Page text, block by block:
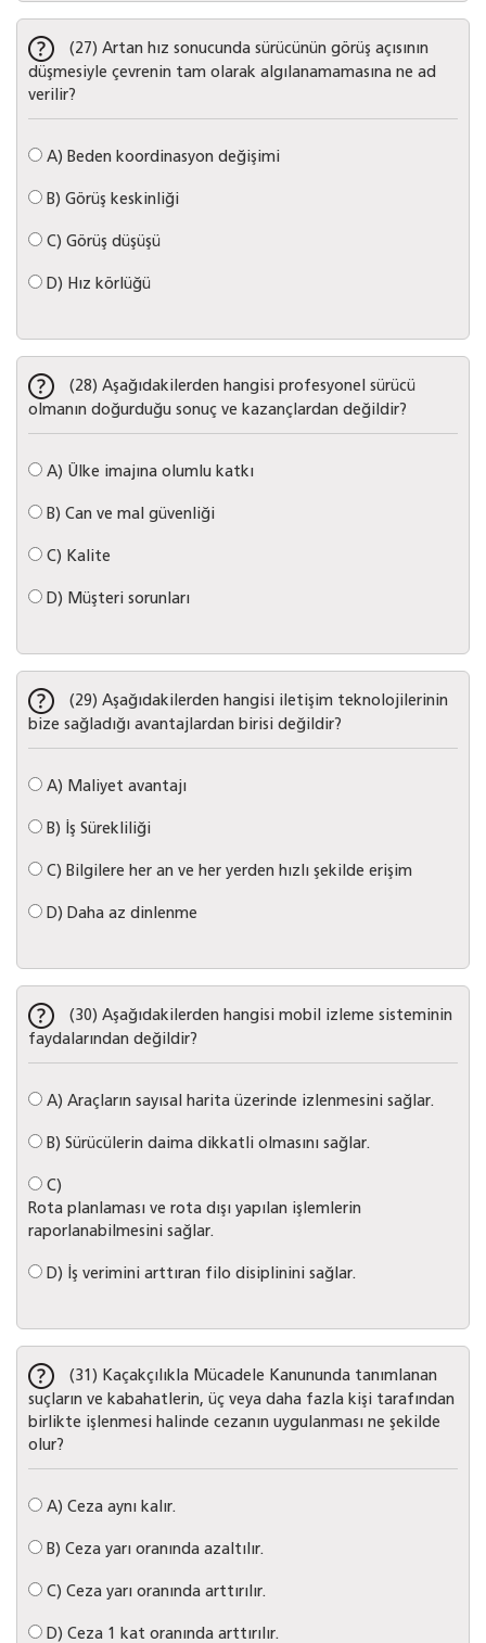
(27) Artan hız sonucunda sürücünün görüş açısının
düşmesiyle çevrenin tam olarak algılanamamasına ne ad
verilir?
A) Beden koordinasyon değişimi
B) Görüş keskinliği
C) Görüş düşüşü
D) Hız körlüğü
(28) Aşağıdakilerden hangisi profesyonel sürücü
olmanın doğurduğu sonuç ve kazançlardan değildir?
A) Ülke imajına olumlu katkı
B) Can ve mal güvenliği
C) Kalite
D) Müşteri sorunları
(29) Aşağıdakilerden hangisi iletişim teknolojilerinin
bize sağladığı avantajlardan birisi değildir?
A) Maliyet avantajı
B) İş Sürekliliği
C) Bilgilere her an ve her yerden hızlı şekilde erişim
D) Daha az dinlenme
(30) Aşağıdakilerden hangisi mobil izleme sisteminin
faydalarından değildir?
A) Araçların sayısal harita üzerinde izlenmesini sağlar.
B) Sürücülerin daima dikkatli olmasını sağlar.
C)
Rota planlaması ve rota dışı yapılan işlemlerin
raporlanabilmesini sağlar.
D) İş verimini arttıran filo disiplinini sağlar.
(31) Kaçakçılıkla Mücadele Kanununda tanımlanan
suçların ve kabahatlerin, üç veya daha fazla kişi tarafından
birlikte işlenmesi halinde cezanın uygulanması ne şekilde
olur?
A) Ceza aynı kalır.
B) Ceza yarı oranında azaltılır.
C) Ceza yarı oranında arttırılır.
D) Ceza 1 kat oranında arttırılır.